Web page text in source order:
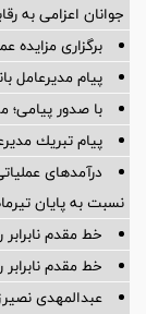
جوانان اعزامی به
برگزاری مزایده عمومی 127 فقره از املاك
پیام مدیرعامل
با صدور پیامی؛
پیام تبریك
نسبت به پایان تیرماه
خط مقدم
خط مقدم
عبدالمهدی